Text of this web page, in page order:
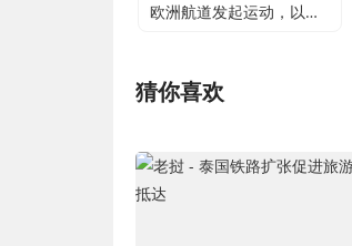
欧洲航道发起运动，以促进&ldquo;游艇巡游&rdquo;的欢乐
猜你喜欢